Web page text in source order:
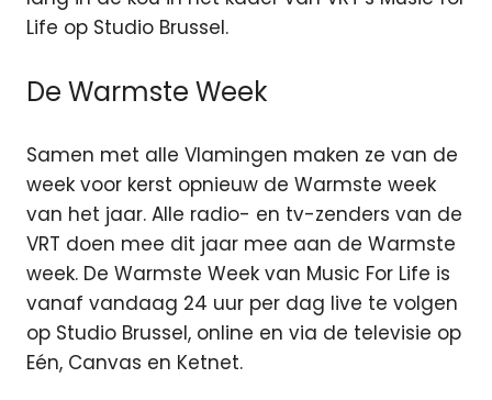
Life op Studio Brussel.
De Warmste Week
Samen met alle Vlamingen maken ze van de
week voor kerst opnieuw de Warmste week
van het jaar. Alle radio- en tv-zenders van de
VRT doen mee dit jaar mee aan de Warmste
week. De Warmste Week van Music For Life is
vanaf vandaag 24 uur per dag live te volgen
op Studio Brussel, online en via de televisie op
Eén, Canvas en Ketnet.